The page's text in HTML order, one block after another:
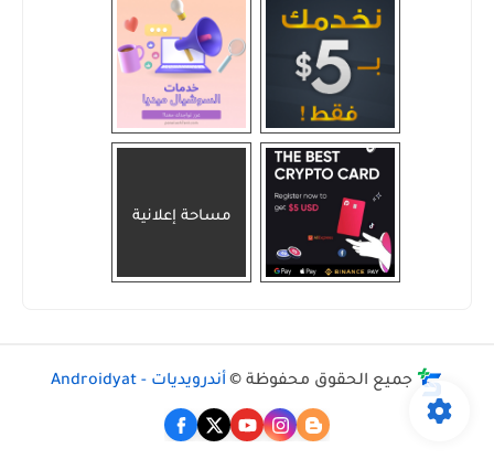
مساحة إعلانية
جميع الحقوق محفوظة © أندرويديات - Androidyat